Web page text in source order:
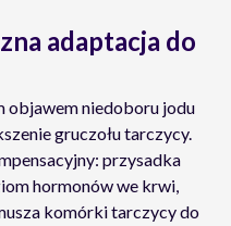
adaptacja do
objawem niedoboru jodu
gruczołu tarczycy.
przysadka
hormonów we krwi,
komórki tarczycy do